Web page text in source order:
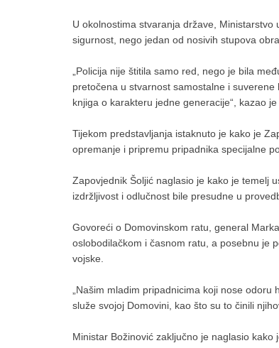
U okolnostima stvaranja države,
sigurnost, nego jedan od nosivih stupova
„Policija nije štitila samo red, nego je bila
pretočena u stvarnost samostalne i
knjiga o karakteru jedne generacije“, kazao je
Tijekom predstavljanja istaknuto je kako je
opremanje i pripremu pripadnika specijalne
Zapovjednik Šoljić naglasio je kako je temelj
izdržljivost i odlučnost bile presudne u
Govoreći o Domovinskom ratu, general
oslobodilačkom i časnom ratu, a posebnu je
vojske.
„Našim mladim pripadnicima koji nose
služe svojoj Domovini, kao što su to činili
Ministar Božinović zaključno je naglasio